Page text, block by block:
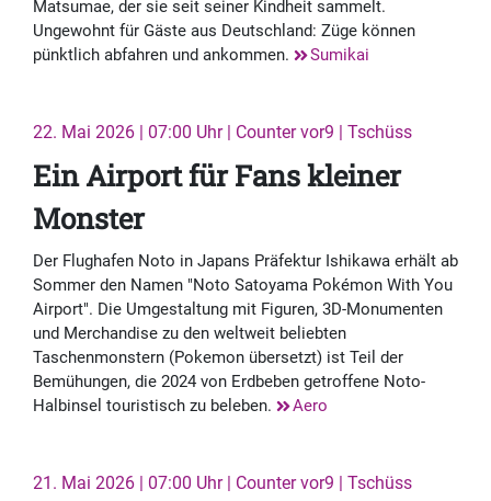
Matsumae, der sie seit seiner Kindheit sammelt.
Ungewohnt für Gäste aus Deutschland: Züge können
pünktlich abfahren und ankommen.
Sumikai
22. Mai 2026 | 07:00 Uhr | Counter vor9 | Tschüss
Ein Airport für Fans kleiner
Monster
Der Flughafen Noto in Japans Präfektur Ishikawa erhält ab
Sommer den Namen "Noto Satoyama Pokémon With You
Airport". Die Umgestaltung mit Figuren, 3D-Monumenten
und Merchandise zu den weltweit beliebten
Taschenmonstern (Pokemon übersetzt) ist Teil der
Bemühungen, die 2024 von Erdbeben getroffene Noto-
Halbinsel touristisch zu beleben.
Aero
21. Mai 2026 | 07:00 Uhr | Counter vor9 | Tschüss